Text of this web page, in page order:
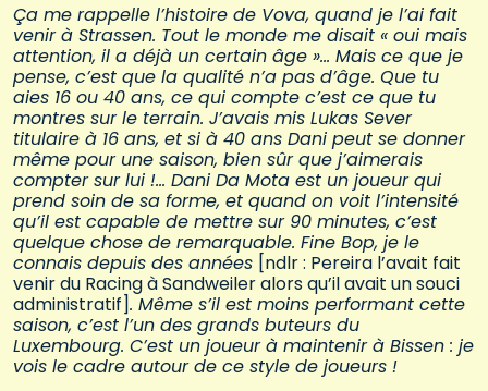
Ça me rappelle l’histoire de Vova, quand je l’ai fait
venir à Strassen. Tout le monde me disait « oui mais
attention, il a déjà un certain âge »… Mais ce que je
pense, c’est que la qualité n’a pas d’âge. Que tu
aies 16 ou 40 ans, ce qui compte c’est ce que tu
montres sur le terrain. J’avais mis Lukas Sever
titulaire à 16 ans, et si à 40 ans Dani peut se donner
même pour une saison, bien sûr que j’aimerais
compter sur lui !… Dani Da Mota est un joueur qui
prend soin de sa forme, et quand on voit l’intensité
qu’il est capable de mettre sur 90 minutes, c’est
quelque chose de remarquable. Fine Bop, je le
connais depuis des années [ndlr : Pereira l’avait fait
venir du Racing à Sandweiler alors qu’il avait un souci
administratif]. Même s’il est moins performant cette
saison, c’est l’un des grands buteurs du
Luxembourg. C’est un joueur à maintenir à Bissen : je
vois le cadre autour de ce style de joueurs !